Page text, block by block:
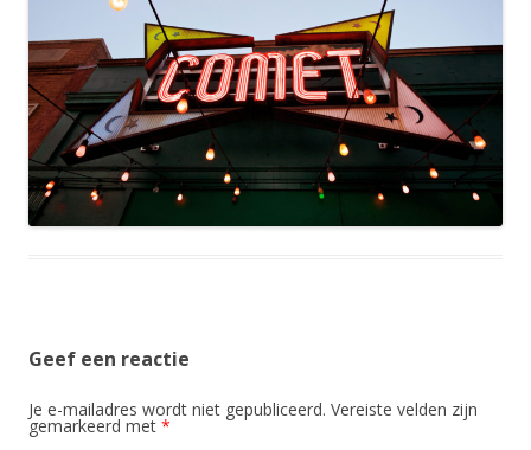
Geef een reactie
Je e-mailadres wordt niet gepubliceerd. Vereiste velden zijn
gemarkeerd met *